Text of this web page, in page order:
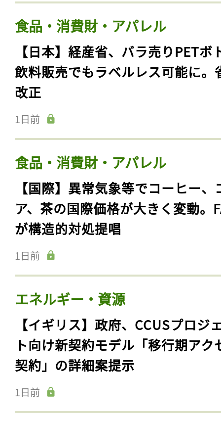
食品・消費財・アパレル
【日本】経産省、バラ売りPETボ
飲料販売でもラベルレス可能に。
改正
1日前
食品・消費財・アパレル
【国際】異常気象等でコーヒー、
ア、茶の国際価格が大きく変動。
が構造的対処提唱
1日前
エネルギー・資源
【イギリス】政府、CCUSプロジ
ト向け新契約モデル「移行期アク
契約」の詳細案提示
1日前